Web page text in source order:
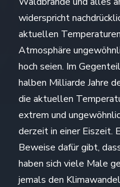
widerspricht
aktuellen
Atmosphäre
hoch seien. Im
halben Milliarde Jahre
die aktuellen
extrem und
derzeit in einer Eiszeit.
Beweise dafür gibt,
haben sich viele Male
jemals den